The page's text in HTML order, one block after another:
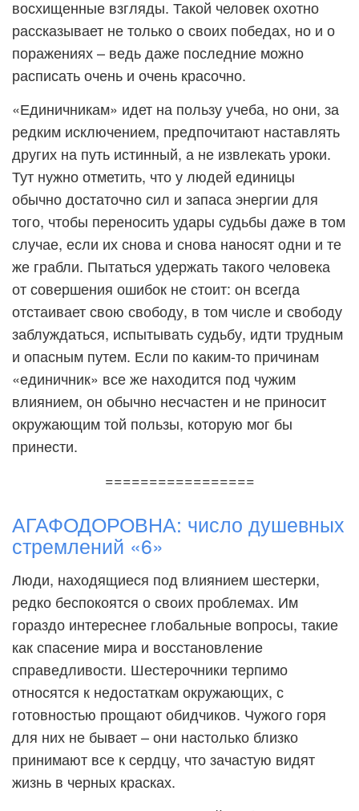
восхищенные взгляды. Такой человек охотно
рассказывает не только о своих победах, но и о
поражениях – ведь даже последние можно
расписать очень и очень красочно.
«Единичникам» идет на пользу учеба, но они, за
редким исключением, предпочитают наставлять
других на путь истинный, а не извлекать уроки.
Тут нужно отметить, что у людей единицы
обычно достаточно сил и запаса энергии для
того, чтобы переносить удары судьбы даже в том
случае, если их снова и снова наносят одни и те
же грабли. Пытаться удержать такого человека
от совершения ошибок не стоит: он всегда
отстаивает свою свободу, в том числе и свободу
заблуждаться, испытывать судьбу, идти трудным
и опасным путем. Если по каким-то причинам
«единичник» все же находится под чужим
влиянием, он обычно несчастен и не приносит
окружающим той пользы, которую мог бы
принести.
=================
АГАФОДОРОВНА: число душевных
стремлений «6»
Люди, находящиеся под влиянием шестерки,
редко беспокоятся о своих проблемах. Им
гораздо интереснее глобальные вопросы, такие
как спасение мира и восстановление
справедливости. Шестерочники терпимо
относятся к недостаткам окружающих, с
готовностью прощают обидчиков. Чужого горя
для них не бывает – они настолько близко
принимают все к сердцу, что зачастую видят
жизнь в черных красках.